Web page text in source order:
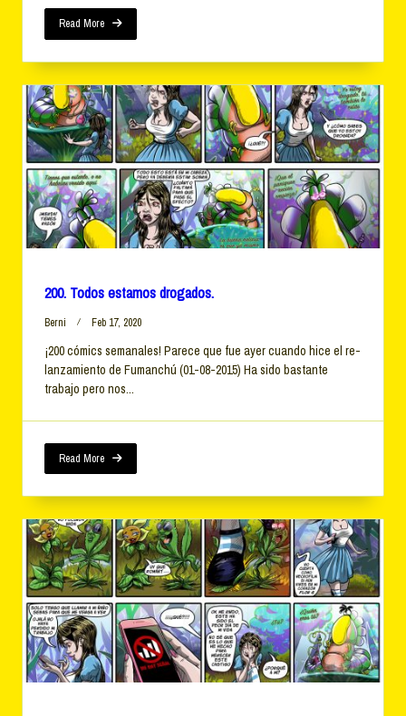
Read More
200. Todos estamos drogados.
Berni Feb 17, 2020
¡200 cómics semanales! Parece que fue ayer cuando hice el re-
lanzamiento de Fumanchú (01-08-2015) Ha sido bastante
trabajo pero nos...
Read More